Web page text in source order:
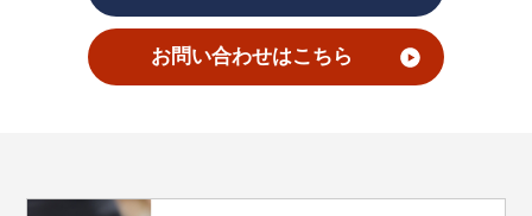
お問い合わせはこちら